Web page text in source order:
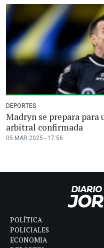
DEPORTES
Madryn se prepara para
arbitral confirmada
05 MAR 2025 - 17:56
POLÍTICA
POLICIALES
ECONOMIA